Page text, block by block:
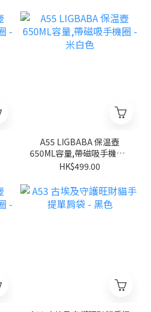
A55 LIGBABA 保温壺
650ML容量,帶磁吸手機圈 -
米白色
HK$499.00